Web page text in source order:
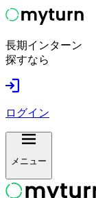
長期インターン
探すなら
ログイン
メニュー